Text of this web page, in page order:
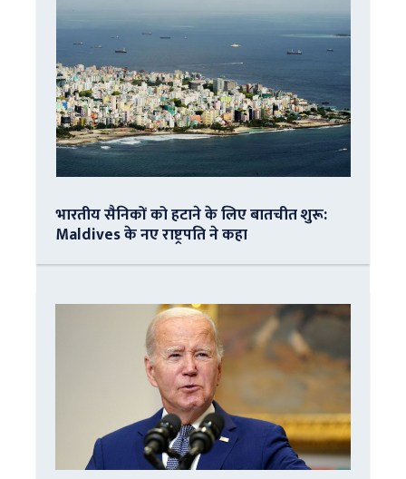
भारतीय सैनिकों को हटाने के लिए बातचीत शुरू:
Maldives के नए राष्ट्रपति ने कहा